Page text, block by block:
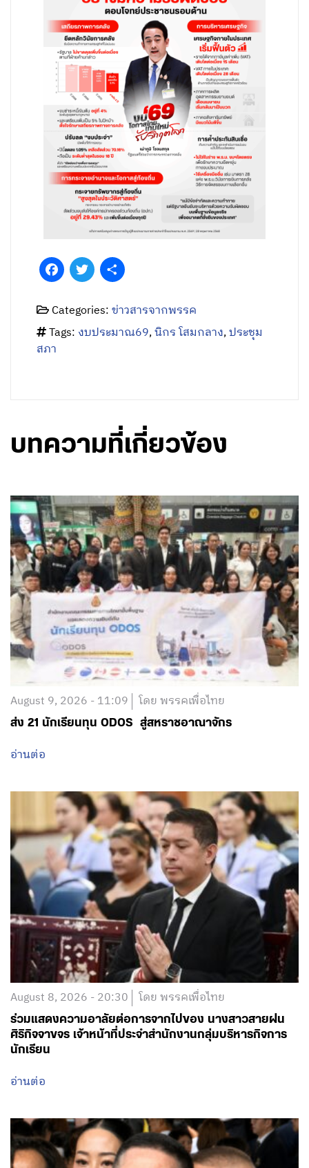
FacebookTwitter
Categories:ข่าวสารจากพรรค
Tags: งบประมาณ69,นิกร โสมกลาง,ประชุม
สภา
บทความที่เกี่ยวข้อง
August 9, 2026 - 11:09 โดย พรรคเพื่อไทย
ส่ง 21 นักเรียนทุน ODOS สู่สหราชอาณาจักร
อ่านต่อ
August 8, 2026 - 20:30 โดย พรรคเพื่อไทย
ร่วมแสดงความอาลัยต่อการจากไปของ นางสาวสายฝน
ศิริกิจจาขจร เจ้าหน้าที่ประจำสำนักงานกลุ่มบริหารกิจการ
นักเรียน
อ่านต่อ